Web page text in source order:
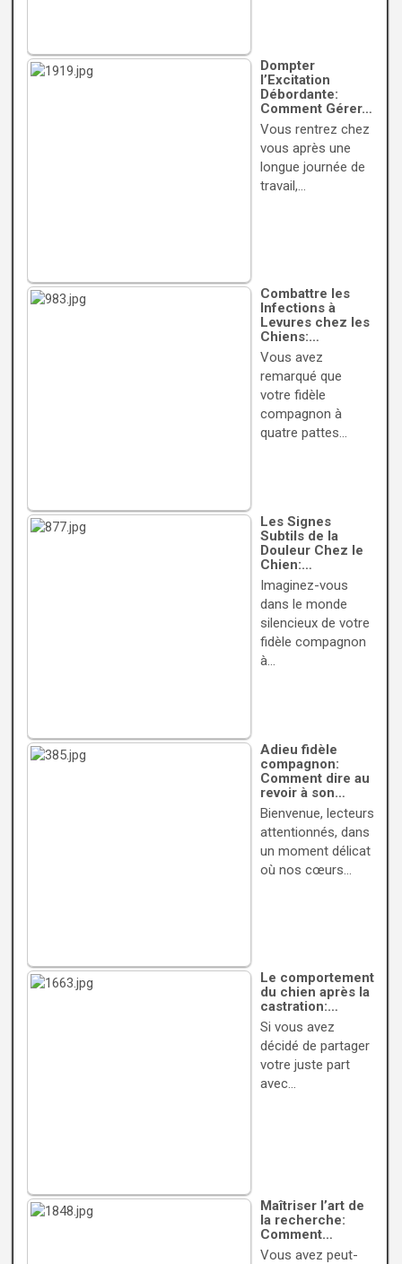
Dompter
l’Excitation
Débordante:
Comment Gérer…
Vous rentrez chez
vous après une
longue journée de
travail,…
Combattre les
Infections à
Levures chez les
Chiens:…
Vous avez
remarqué que
votre fidèle
compagnon à
quatre pattes…
Les Signes
Subtils de la
Douleur Chez le
Chien:…
Imaginez-vous
dans le monde
silencieux de votre
fidèle compagnon
à…
Adieu fidèle
compagnon:
Comment dire au
revoir à son…
Bienvenue, lecteurs
attentionnés, dans
un moment délicat
où nos cœurs…
Le comportement
du chien après la
castration:…
Si vous avez
décidé de partager
votre juste part
avec…
Maîtriser l’art de
la recherche:
Comment…
Vous avez peut-